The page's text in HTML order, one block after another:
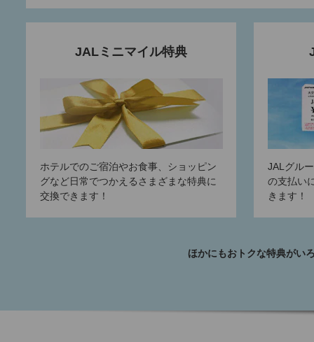
JALミニマイル特典
ホテルでのご宿泊やお食事、ショッピン
グなど日常でつかえるさまざまな特典に
交換できます！
JALグル
の支払い
きます！
ほかにもおトクな特典がい